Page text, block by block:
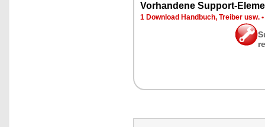
Vor­han­de­ne Sup­port-
1 Down­load Hand­buch, Trei­ber usw. •